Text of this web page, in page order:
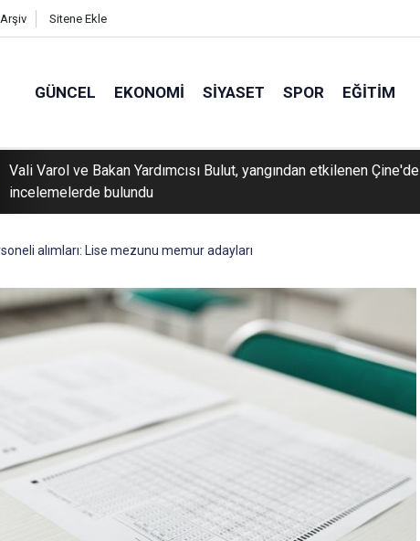
Arşiv Sitene Ekle
GÜNCEL EKONOMI SIYASET SPOR EĞITIM
Vali Varol ve Bakan Yardımcısı Bulut, yangından etkilenen Çine'de
incelemelerde bulundu
alımları: Lise mezunu memur adayları